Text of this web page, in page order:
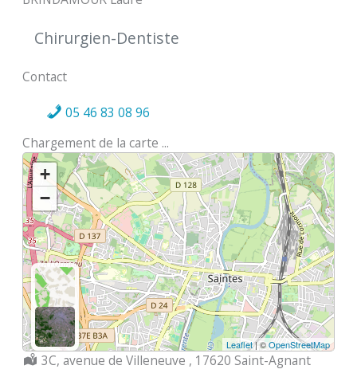
Chirurgien-Dentiste
Contact
05 46 83 08 96
Chargement de la carte ...
+
−
Leaflet| ©OpenStreetMap
Localisation :
3C, avenue de Villeneuve , 17620 Saint-Agnant